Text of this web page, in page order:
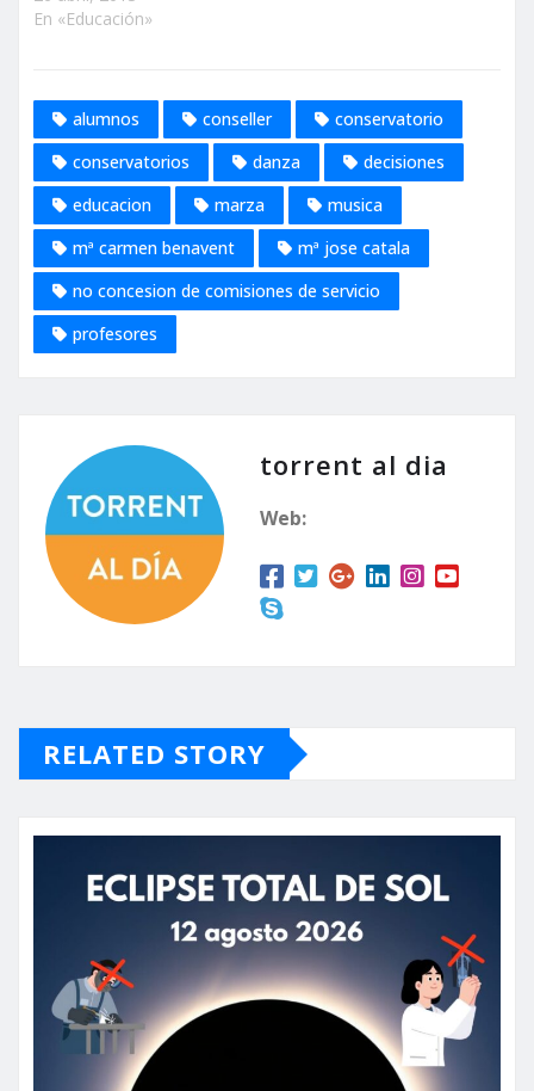
En «Educación»
alumnos conseller
conservatorio
conservatorios
danza
decisiones
educacion
marza
musica
mª carmen benavent
mª jose catala
no concesion de comisiones de servicio
profesores
torrent al dia
Web:
RELATED STORY